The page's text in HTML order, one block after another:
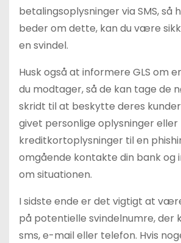
betalingsoplysninger via SMS, så
beder om dette, kan du være
en svindel.
Husk også at informere GLS om
du modtager, så de kan tage de
skridt til at beskytte deres
givet personlige oplysninger eller
kreditkortoplysninger til en
omgående kontakte din bank og
om situationen.
I sidste ende er det vigtigt at
på potentielle svindelnumre, der
sms, e-mail eller telefon. Hvis